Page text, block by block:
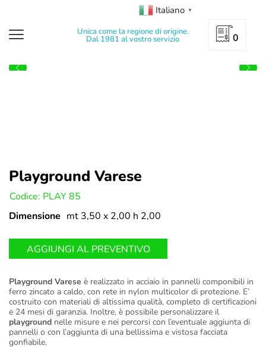
Italiano ▼
Unica come la regione di origine.
Dal 1981 al vostro servizio 0
Playground Varese
Codice: PLAY 85
Dimensione mt 3,50 x 2,00 h 2,00
AGGIUNGI AL PREVENTIVO
Playground Varese è realizzato in acciaio in pannelli componibili in
ferro zincato a caldo, con rete in nylon multicolor di protezione. E’
costruito con materiali di altissima qualità, completo di certificazioni
e 24 mesi di garanzia. Inoltre, è possibile personalizzare il
playground nelle misure e nei percorsi con l’eventuale aggiunta di
pannelli o con l’aggiunta di una bellissima e vistosa facciata
gonfiabile.